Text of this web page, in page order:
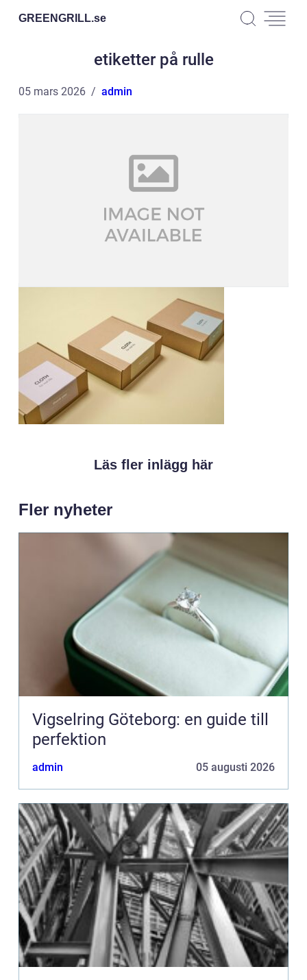
GREENGRILL.se
etiketter på rulle
05 mars 2026 admin
Läs fler inlägg här
Fler nyheter
Vigselring Göteborg: en guide till
perfektion
admin 05 augusti 2026